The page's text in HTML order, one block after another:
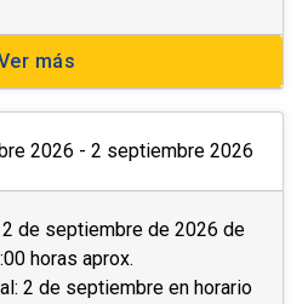
más
2026 - 2 septiembre 2026
de septiembre de 2026 de
horas aprox.
2 de septiembre en horario